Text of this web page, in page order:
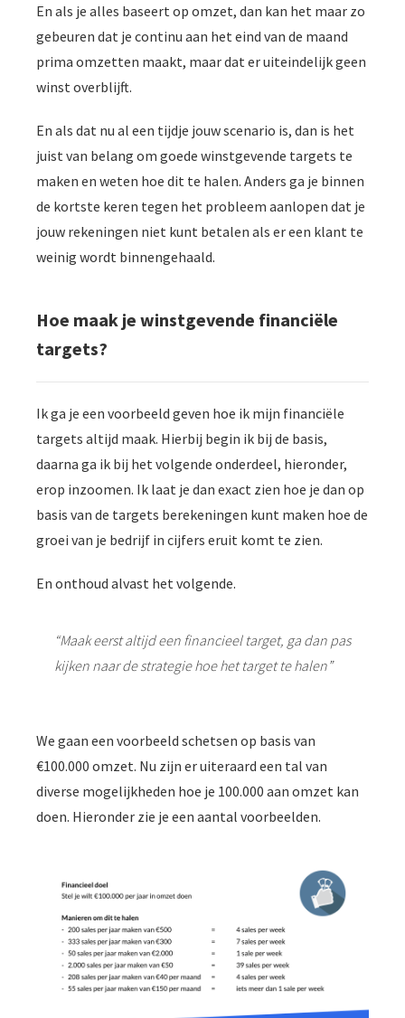
En als je alles baseert op omzet, dan kan het maar zo
gebeuren dat je continu aan het eind van de maand
prima omzetten maakt, maar dat er uiteindelijk geen
winst overblijft.
En als dat nu al een tijdje jouw scenario is, dan is het
juist van belang om goede winstgevende targets te
maken en weten hoe dit te halen. Anders ga je binnen
de kortste keren tegen het probleem aanlopen dat je
jouw rekeningen niet kunt betalen als er een klant te
weinig wordt binnengehaald.
Hoe maak je winstgevende financiële
targets?
Ik ga je een voorbeeld geven hoe ik mijn financiële
targets altijd maak. Hierbij begin ik bij de basis,
daarna ga ik bij het volgende onderdeel, hieronder,
erop inzoomen. Ik laat je dan exact zien hoe je dan op
basis van de targets berekeningen kunt maken hoe de
groei van je bedrijf in cijfers eruit komt te zien.
En onthoud alvast het volgende.
“Maak eerst altijd een financieel target, ga dan pas
kijken naar de strategie hoe het target te halen”
We gaan een voorbeeld schetsen op basis van
€100.000 omzet. Nu zijn er uiteraard een tal van
diverse mogelijkheden hoe je 100.000 aan omzet kan
doen. Hieronder zie je een aantal voorbeelden.